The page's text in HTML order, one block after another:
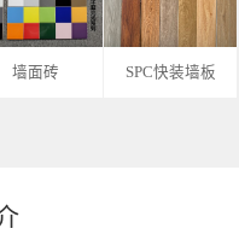
墙面砖 SPC快装墙板